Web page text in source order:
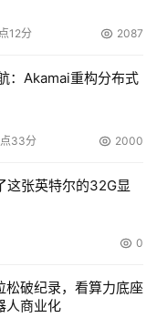
12分 2087
：Akamai重构分布式
33分 2000
这张英特尔的32G显
0
松破纪录，看算力底座
人商业化